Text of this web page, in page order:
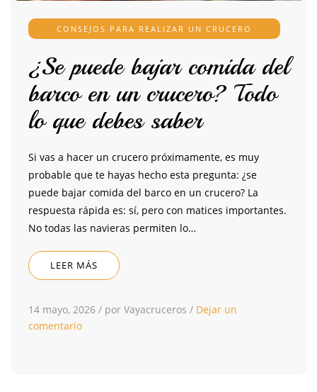
CONSEJOS PARA REALIZAR UN CRUCERO
¿Se puede bajar comida del
barco en un crucero? Todo
lo que debes saber
Si vas a hacer un crucero próximamente, es muy
probable que te hayas hecho esta pregunta: ¿se
puede bajar comida del barco en un crucero? La
respuesta rápida es: sí, pero con matices importantes.
No todas las navieras permiten lo…
LEER MÁS
14 mayo, 2026 / por Vayacruceros / Dejar un
comentario